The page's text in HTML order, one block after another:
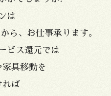
は
ら、お仕事承ります。
ビス還元では
具移動を
れば